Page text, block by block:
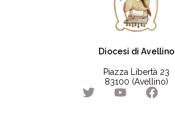
Diocesi di Avellino
Piazza Libertà 23
83100 (Avellino)